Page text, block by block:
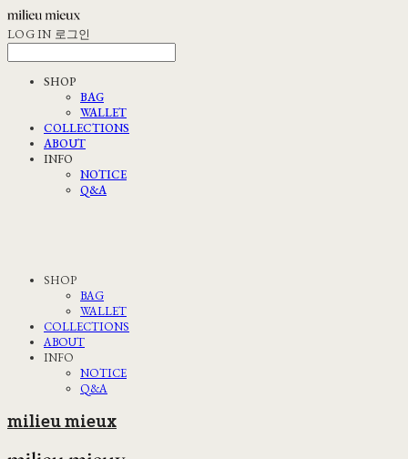
LOG IN 로그인
SHOP
BAG
WALLET
COLLECTIONS
ABOUT
INFO
NOTICE
Q&A
SHOP
BAG
WALLET
COLLECTIONS
ABOUT
INFO
NOTICE
Q&A
milieu mieux